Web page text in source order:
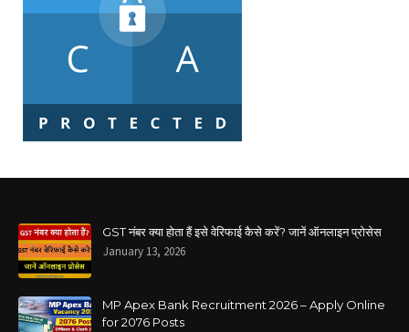
GST नंबर क्या होता हैं इसे वेरिफाई कैसे करें? जानें ऑनलाइन प्रोसेस
January 13, 2026
MP Apex Bank Recruitment 2026 – Apply Online
for 2076 Posts